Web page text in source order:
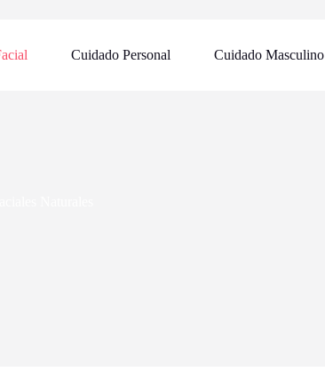
Cuidado Personal Cuidado Masculino